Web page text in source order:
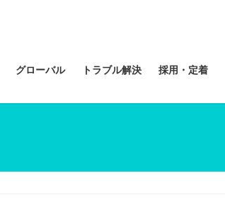
グローバル トラブル解決 採用・定着